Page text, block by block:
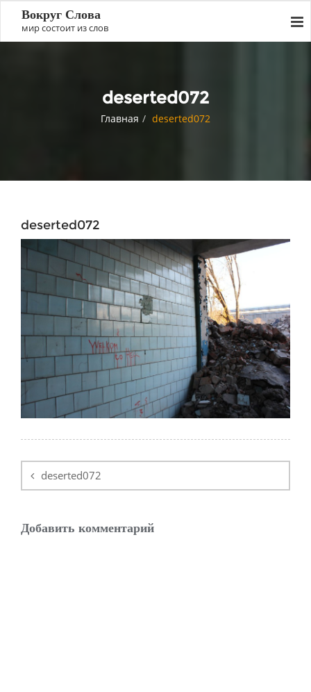
Вокруг Слова
мир состоит из слов
deserted072
Главная deserted072
deserted072
по
записям
deserted072
Добавить комментарий